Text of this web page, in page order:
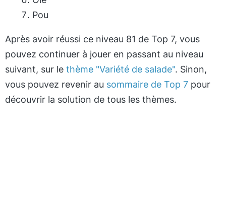
Pou
Après avoir réussi ce niveau 81 de Top 7, vous
pouvez continuer à jouer en passant au niveau
suivant, sur le thème "Variété de salade". Sinon,
vous pouvez revenir au sommaire de Top 7 pour
découvrir la solution de tous les thèmes.